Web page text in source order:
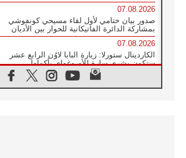
07.08.2026
صدور بيان ختامي لأول لقاء مسيحي كونفوشي
بمشاركة الدائرة الفاتيكانية للحوار بين الأديان
07.08.2026
الكاردينال ستورلا: زيارة البابا لاوُن الرابع عشر
ستكون بشرى سارة للأوروغواي بأكملها
الفاتيكان يعلن برنامج الزيارة الرسولية للبابا لاوُن